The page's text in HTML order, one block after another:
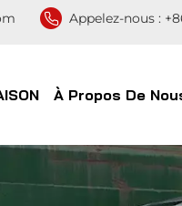
Appelez-nous :
À Propos De